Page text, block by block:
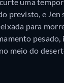
previsto, e Jen
para
meio do